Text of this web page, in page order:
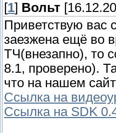
[1] Вольт
Приветствую вас
заезжена ещё во
ТЧ(внезапно), то
8.1, проверено).
что на нашем
Ссылка на
Ссылка на SDK